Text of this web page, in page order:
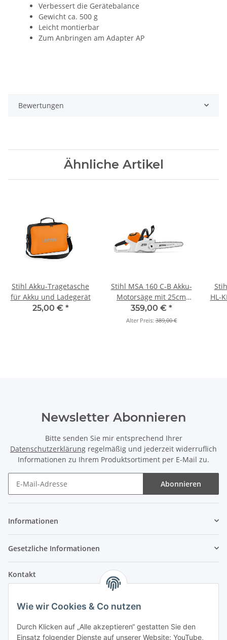
Verbessert die Gerätebalance
Gewicht ca. 500 g
Leicht montierbar
Zum Anbringen am Adapter AP
Bewertungen
Ähnliche Artikel
Stihl Akku-Tragetasche
für Akku und Ladegerät
25,00 € *
Stihl MSA 160 C-B Akku-
Motorsäge mit 25cm
(Grundgerät)
359,00 € *
Alter Preis:389,00 €
HL-
Newsletter Abonnieren
Bitte senden Sie mir entsprechend Ihrer
Datenschutzerklärung regelmäßig und jederzeit widerruflich
Informationen zu Ihrem Produktsortiment per E-Mail zu.
Abonnieren
Informationen
Gesetzliche Informationen
Kontakt
Im Weiherfeld 10
Wie wir Cookies & Co nutzen
Durch Klicken auf „Alle akzeptieren“ gestatten Sie den
Einsatz folgender Dienste auf unserer Website: YouTube,